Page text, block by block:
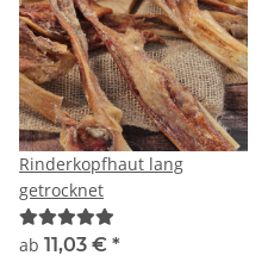
Rinderkopfhaut lang
getrocknet
ab 11,03 € *